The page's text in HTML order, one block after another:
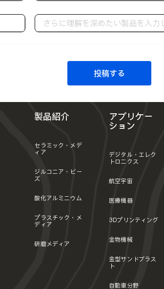
投稿する
製品紹介
セラミック・メデ
ィア
ジルコニア・ビー
ズ
酸化アルミニウム
プラスチック・メ
ディア
研磨メディア
アプリケー
ション
デジタル・エレク
トロニクス
航空宇宙
医療機器
3Dプリンティング
金物機械
金型サンドブラス
ト
自動車分野